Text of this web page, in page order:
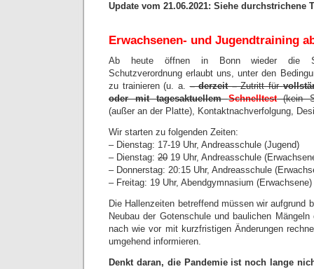
Update vom 21.06.2021: Siehe durchstrichene
Erwachsenen- und Jugendtraining
Ab heute öffnen in Bonn wieder die
Schutzverordnung erlaubt uns, unter den
zu trainieren (u. a.– derzeit –Zutritt für
oder mit tagesaktuellemSchnelltest(kein
(außer an der Platte), Kontaktnachverfolgung,
Wir starten zu folgenden Zeiten:
– Dienstag: 17-19 Uhr, Andreasschule (Jugend)
– Dienstag: 20 19 Uhr, Andreasschule
– Donnerstag: 20:15 Uhr, Andreasschule
– Freitag: 19 Uhr, Abendgymnasium (Erwachsene)
Die Hallenzeiten betreffend müssen wir aufgrund
Neubau der Gotenschule und baulichen
nach wie vor mit kurzfristigen Änderungen
umgehend informieren.
Denkt daran, die Pandemie ist noch lange